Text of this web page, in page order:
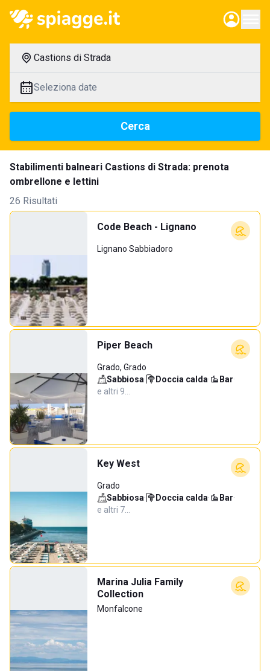
Castions di Strada
Seleziona date
Cerca
Stabilimenti balneari Castions di Strada: prenota
ombrellone e lettini
26 Risultati
Code Beach - Lignano
Lignano Sabbiadoro
Piper Beach
Grado, Grado
Sabbiosa· Doccia calda· Bar·
e altri 9…
Key West
Grado
Sabbiosa· Doccia calda· Bar·
e altri 7…
Marina Julia Family
Collection
Monfalcone